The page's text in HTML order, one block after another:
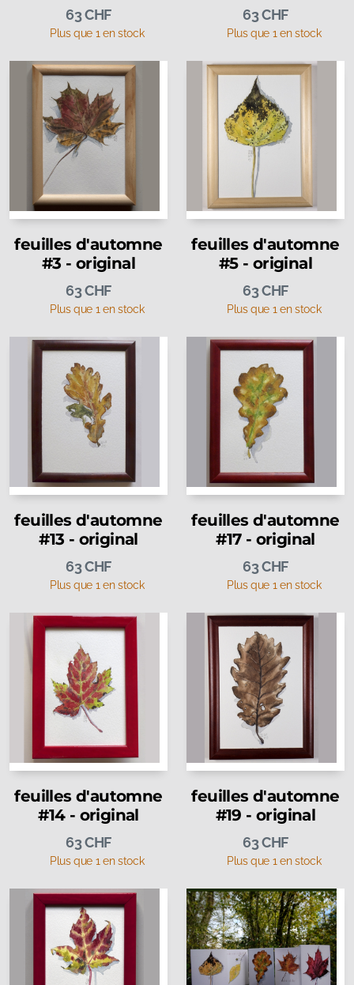
63CHF
Plus que 1 en stock
63CHF
Plus que 1 en stock
feuilles d'automne
#3 - original
63CHF
Plus que 1 en stock
feuilles d'automne
#5 - original
63CHF
Plus que 1 en stock
feuilles d'automne
#13 - original
63CHF
Plus que 1 en stock
feuilles d'automne
#17 - original
63CHF
Plus que 1 en stock
feuilles d'automne
#14 - original
63CHF
Plus que 1 en stock
feuilles d'automne
#19 - original
63CHF
Plus que 1 en stock